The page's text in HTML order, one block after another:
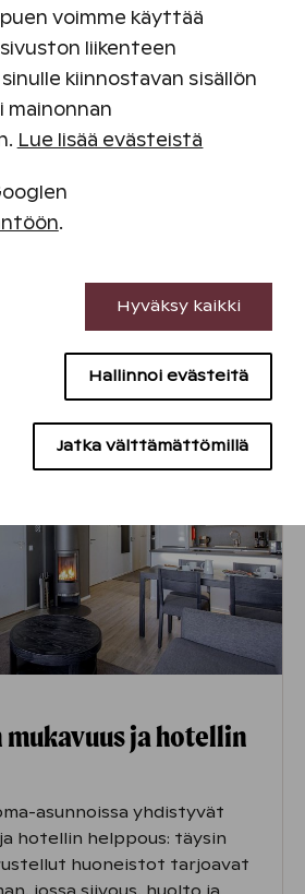
tekemistä jokaiseen
monipuolisin
jokaiselle lomailijalle
päivänä.
ja lenkkipoluista,
vietä yhteistä aikaa
maistuvia vaihtoehtoja.
mukavuus ja hotellin
asunnoissa yhdistyvät
hotellin helppous: täysin
huoneistot tarjoavat
voimme käyttää
liikenteen
kiinnostavan sisällön
mainonnan
Lue lisää evästeistä
.
evästeet
evästeet
Jatka välttämättömillä
Hallinnoi evästeitä
Hyväksy kaikki